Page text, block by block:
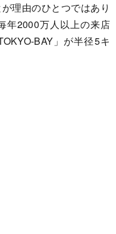
理由のひとつではあり
年2000万人以上の来店
BAY」が半径5キ